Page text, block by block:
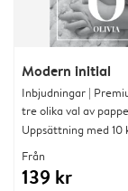
Modern initial
Inbjudningar |
tre olika val av
Uppsättning med 10
Från
139 kr